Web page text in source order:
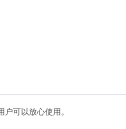
可以放心使用。